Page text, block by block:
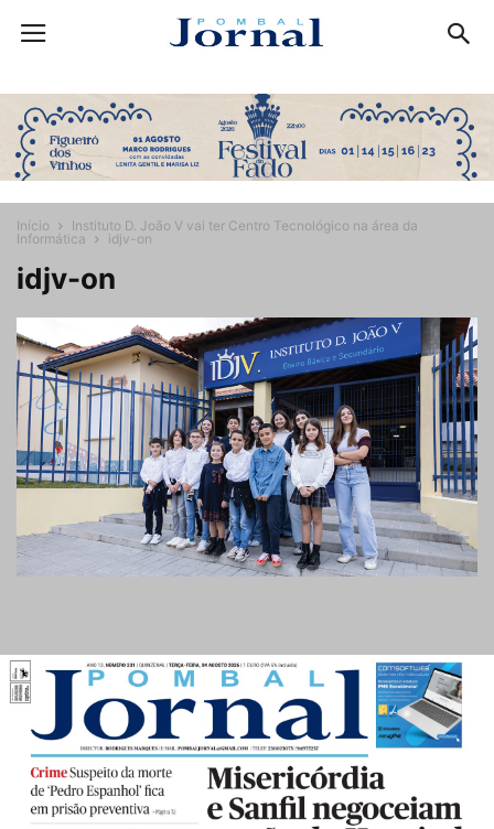
Início
Instituto D. João V vai ter Centro Tecnológico na área da
Informática
idjv-on
idjv-on